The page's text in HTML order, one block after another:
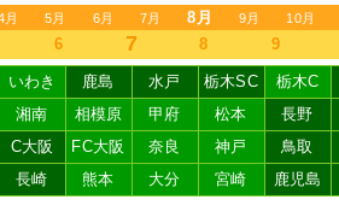
月 5月 6月 7月 8月 9月 10月
6 7 8 9
いわき 鹿島 水戸 栃木SC 栃木C
湘南 相模原 甲府 松本 長野
C大阪 FC大阪 奈良 神戸 鳥取
長崎 熊本 大分 宮崎 鹿児島